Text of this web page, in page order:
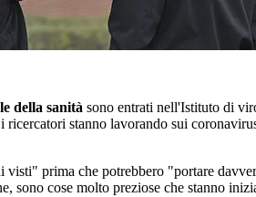
della sanità sono entrati nell'Istituto di
ricercatori stanno lavorando sui
visti" prima che potrebbero "portare
sono cose molto preziose che stanno